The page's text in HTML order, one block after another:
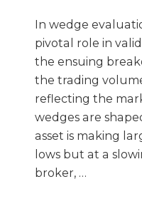
In wedge
pivotal role in
the ensuing
the trading
reflecting the
wedges are
asset is making
lows but at a
broker, …